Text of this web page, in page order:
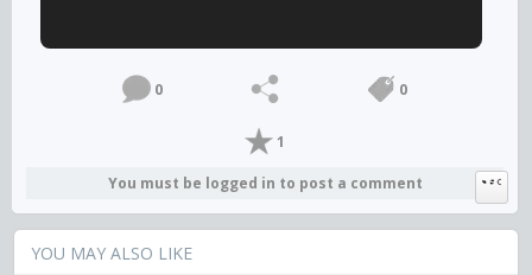
0 0
1
You must be logged in to post a comment
YOU MAY ALSO LIKE